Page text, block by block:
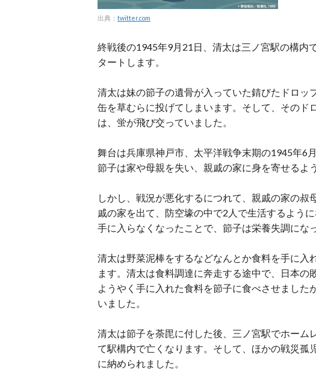
出典： twitter.com
終戦後の1945年9月21日、清太は三ノ宮駅の構内
タートします。
清太は妹の節子の遺骨が入っていた錆びたドロ
缶を草むらに投げてしまいます。そして、そのド
は、蛍が飛び交っていました。
舞台は兵庫県神戸市、太平洋戦争末期の1945年6
節子は家や母親を失い、親戚の家に身を寄せるよ
しかし、戦況が悪化するにつれて、親戚の家の
戚の家を出て、防空壕の中で2人で生活するよう
手に入らなくなったことで、節子は栄養失調にな
清太は野菜泥棒をするなどなんとか食料を手に入
ます。清太は食料調達に奔走する途中で、日本の
ようやく手に入れた食料を節子に食べさせました
いました。
清太は節子を荼毘に付した後、三ノ宮駅でホーム
て駅構内で亡くなります。そして、ほかの戦災
に納められました。